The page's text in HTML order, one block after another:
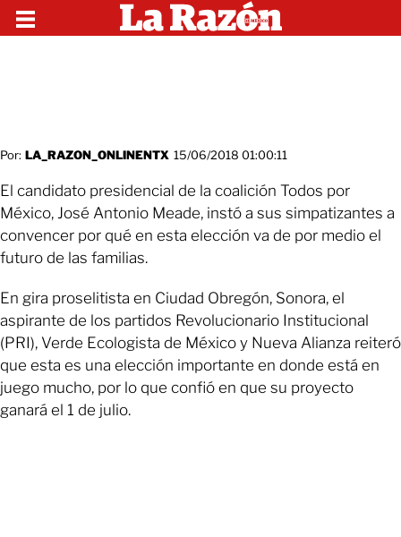
Por: LA_RAZON_ONLINENTX 15/06/2018 01:00:11
El candidato presidencial de la coalición Todos por
México, José Antonio Meade, instó a sus simpatizantes a
convencer por qué en esta elección va de por medio el
futuro de las familias.
En gira proselitista en Ciudad Obregón, Sonora, el
aspirante de los partidos Revolucionario Institucional
(PRI), Verde Ecologista de México y Nueva Alianza reiteró
que esta es una elección importante en donde está en
juego mucho, por lo que confió en que su proyecto
ganará el 1 de julio.